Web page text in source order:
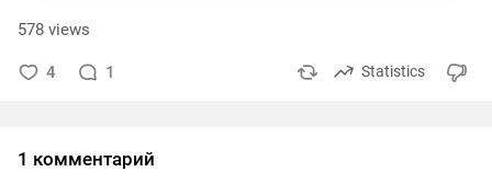
578 views
4 1 Statistics
1 комментарий